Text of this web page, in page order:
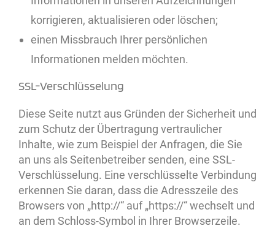
korrigieren, aktualisieren oder löschen;
einen Missbrauch Ihrer persönlichen
Informationen melden möchten.
SSL-Verschlüsselung
Diese Seite nutzt aus Gründen der Sicherheit und
zum Schutz der Übertragung vertraulicher
Inhalte, wie zum Beispiel der Anfragen, die Sie
an uns als Seitenbetreiber senden, eine SSL-
Verschlüsselung. Eine verschlüsselte Verbindung
erkennen Sie daran, dass die Adresszeile des
Browsers von „http://“ auf „https://“ wechselt und
an dem Schloss-Symbol in Ihrer Browserzeile.